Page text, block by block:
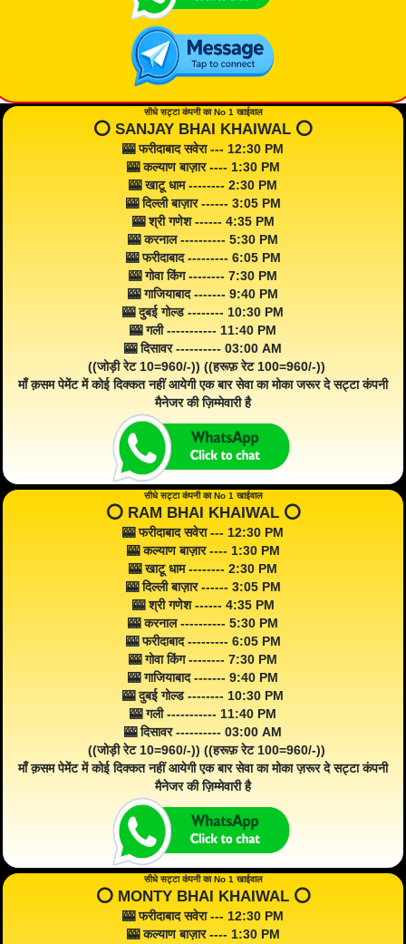
सीधे सट्टा कंपनी का No 1 खाईवाल
⭕️ SANJAY BHAI KHAIWAL ⭕️
🎰 फरीदाबाद सवेरा --- 12:30 PM
🎰 कल्याण बाज़ार ---- 1:30 PM
🎰 खाटू धाम -------- 2:30 PM
🎰 दिल्ली बाज़ार ------ 3:05 PM
🎰 श्री गणेश ------ 4:35 PM
🎰 करनाल ---------- 5:30 PM
🎰 फरीदाबाद --------- 6:05 PM
🎰 गोवा किंग -------- 7:30 PM
🎰 गाजियाबाद ------- 9:40 PM
🎰 दुबई गोल्ड -------- 10:30 PM
🎰 गली ----------- 11:40 PM
🎰 दिसावर ---------- 03:00 AM
((जोड़ी रेट 10=960/-)) ((हरूफ़ रेट 100=960/-))
माँ क़सम पेमेंट में कोई दिक्कत नहीं आयेगी एक बार सेवा का मोका जरूर दे सट्टा कंपनी
मैनेजर की ज़िम्मेवारी है
सीधे सट्टा कंपनी का No 1 खाईवाल
⭕️ RAM BHAI KHAIWAL ⭕️
🎰 फरीदाबाद सवेरा --- 12:30 PM
🎰 कल्याण बाज़ार ---- 1:30 PM
🎰 खाटू धाम -------- 2:30 PM
🎰 दिल्ली बाज़ार ------ 3:05 PM
🎰 श्री गणेश ------ 4:35 PM
🎰 करनाल ---------- 5:30 PM
🎰 फरीदाबाद --------- 6:05 PM
🎰 गोवा किंग -------- 7:30 PM
🎰 गाजियाबाद ------- 9:40 PM
🎰 दुबई गोल्ड -------- 10:30 PM
🎰 गली ----------- 11:40 PM
🎰 दिसावर ---------- 03:00 AM
((जोड़ी रेट 10=960/-)) ((हरूफ़ रेट 100=960/-))
माँ क़सम पेमेंट में कोई दिक्कत नहीं आयेगी एक बार सेवा का मोका ज़रूर दे सट्टा कंपनी
मैनेजर की ज़िम्मेवारी है
सीधे सट्टा कंपनी का No 1 खाईवाल
⭕️ MONTY BHAI KHAIWAL ⭕️
🎰 फरीदाबाद सवेरा --- 12:30 PM
🎰 कल्याण बाज़ार ---- 1:30 PM